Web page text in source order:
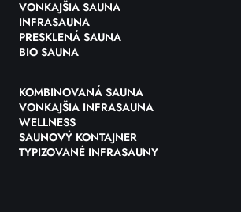
VONKAJŠIA SAUNA
INFRASAUNA
PRESKLENÁ SAUNA
BIO SAUNA
KOMBINOVANÁ SAUNA
VONKAJŠIA INFRASAUNA
WELLNESS
SAUNOVÝ KONTAJNER
TYPIZOVANÉ INFRASAUNY